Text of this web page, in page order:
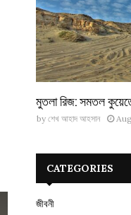
মুতলা রিজ: সমতল
by শেখ আহাদ আহসান
CATEGORIES
জীবনী